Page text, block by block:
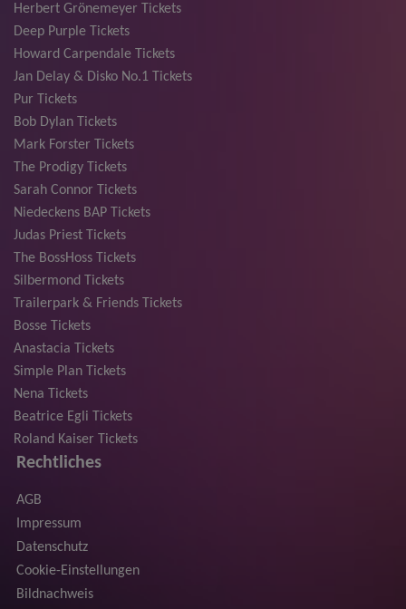
Herbert Grönemeyer Tickets
Deep Purple Tickets
Howard Carpendale Tickets
Jan Delay & Disko No.1 Tickets
Pur Tickets
Bob Dylan Tickets
Mark Forster Tickets
The Prodigy Tickets
Sarah Connor Tickets
Niedeckens BAP Tickets
Judas Priest Tickets
The BossHoss Tickets
Silbermond Tickets
Trailerpark & Friends Tickets
Bosse Tickets
Anastacia Tickets
Simple Plan Tickets
Nena Tickets
Beatrice Egli Tickets
Roland Kaiser Tickets
Rechtliches
AGB
Impressum
Datenschutz
Cookie-Einstellungen
Bildnachweis